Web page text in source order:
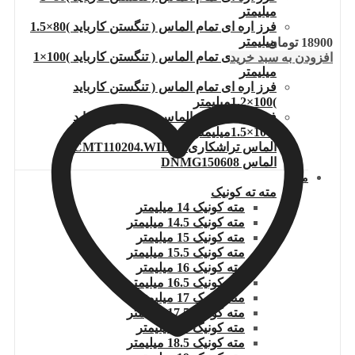
میلیمتر
فرز اره ای تمام الماس ( تنگستن کارباید )80×1.5
میلیمتر
فرز اره ای تمام الماس ( تنگستن کارباید )100×1
میلیمتر
فرز اره ای تمام الماس ( تنگستن کارباید
)100×1.2میلیمتر
فرز اره ای تمام الماس ( تنگستن کارباید
الماس تراشکاری TCMT110204.WIDIA
الماس DNMG150608
مته
مته ته کونیک
مته کونیک 14 میلیمتر
مته کونیک 14.5 میلیمتر
مته کونیک 15 میلیمتر
مته کونیک 15.5 میلیمتر
مته کونیک 16 میلیمتر
مته کونیک 16.5 میلیمتر
مته کونیک 17 میلیمتر
مته کونیک 17.5 میلیمتر
مته کونیک 18 میلیمتر
مته کونیک 18.5 میلیمتر
18900 تومان
افزودن به سبد خرید